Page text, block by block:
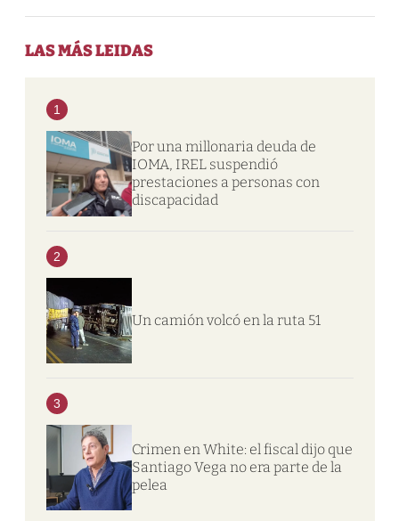
LAS MÁS LEIDAS
1
Por una millonaria deuda de
IOMA, IREL suspendió
prestaciones a personas con
discapacidad
2
Un camión volcó en la ruta 51
3
Crimen en White: el fiscal dijo que
Santiago Vega no era parte de la
pelea